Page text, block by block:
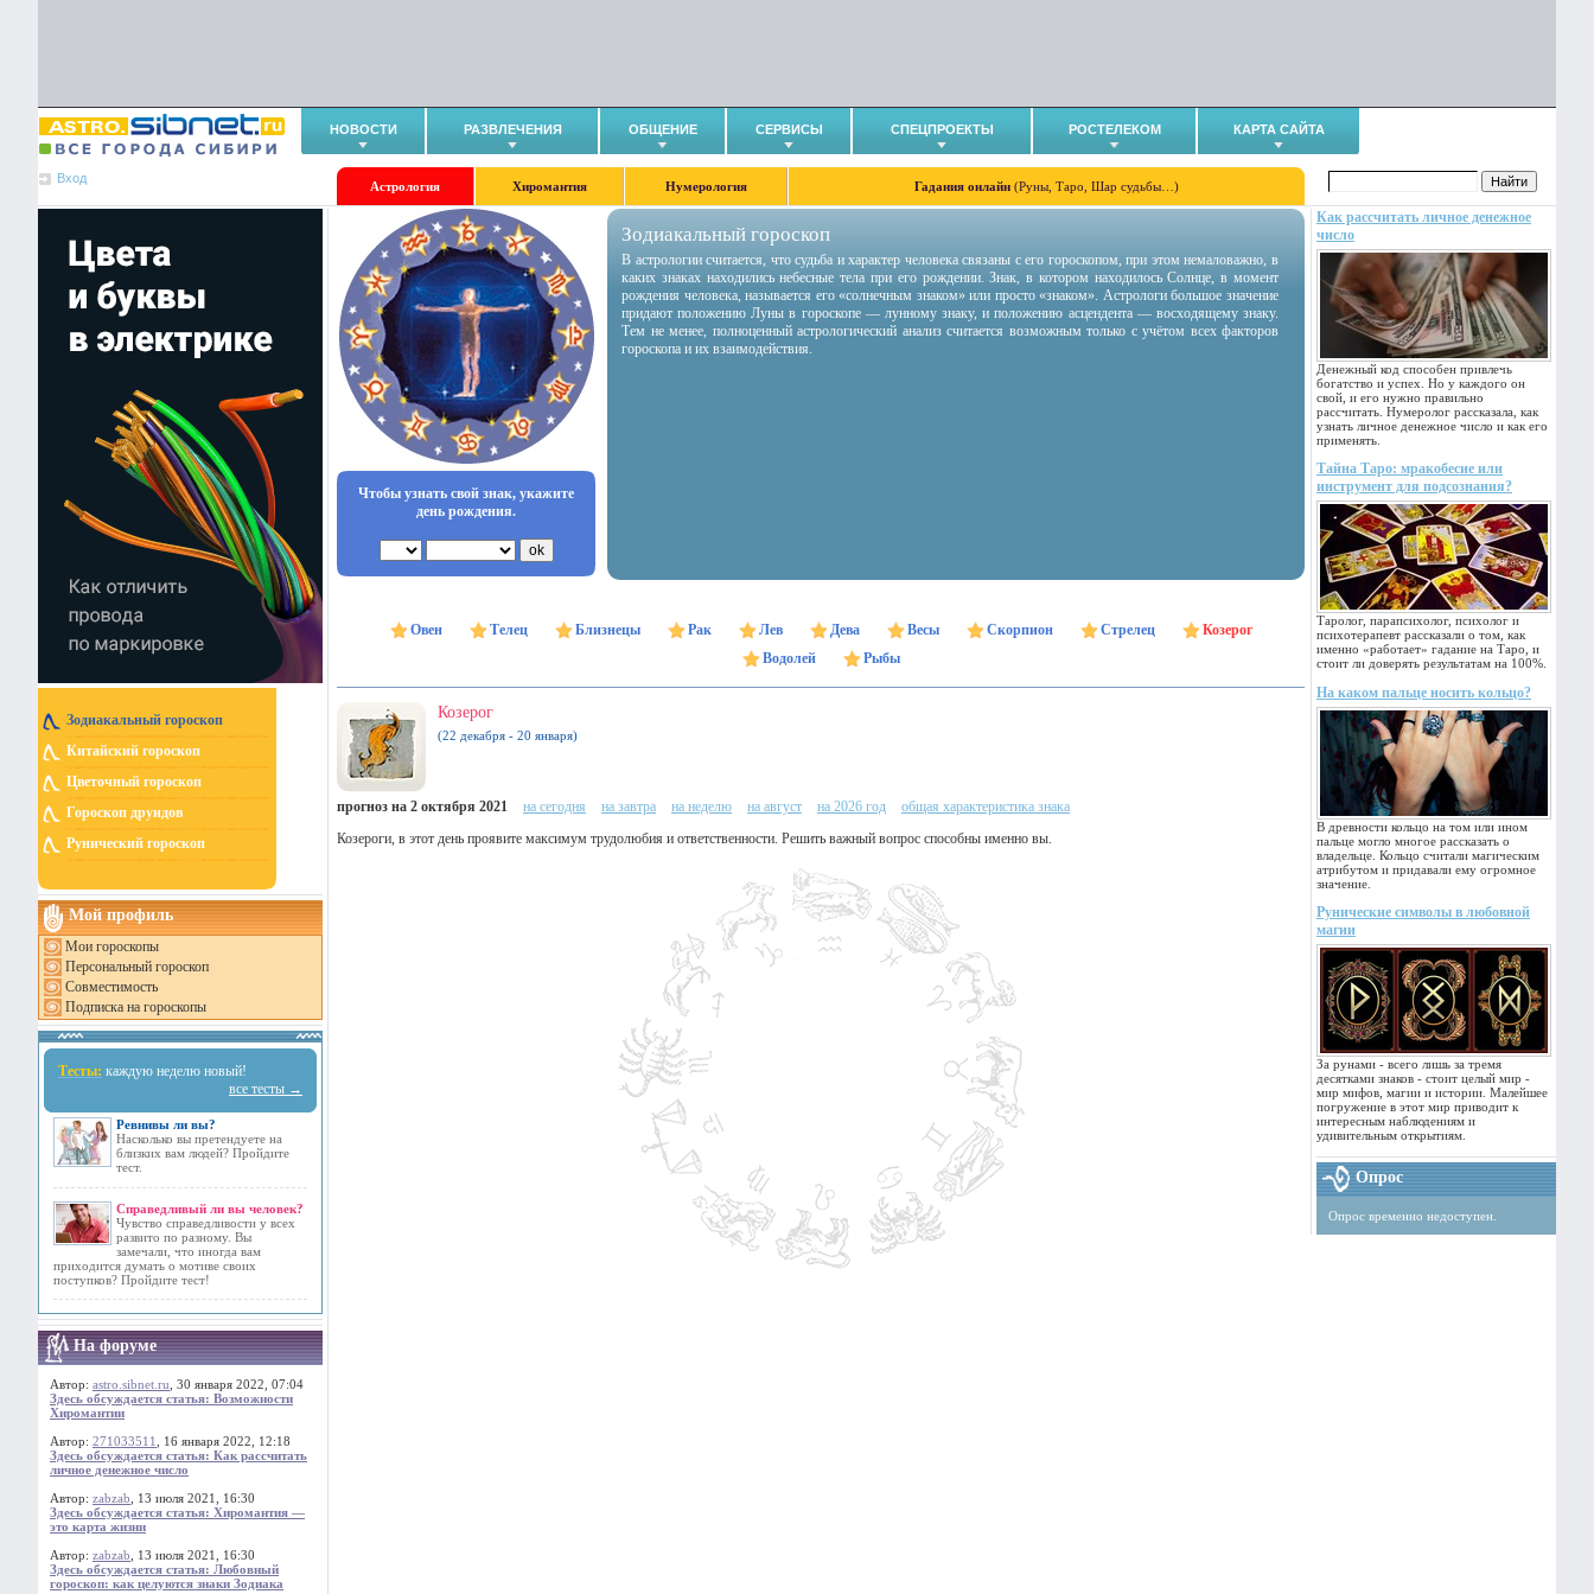
НОВОСТИ РАЗВЛЕЧЕНИЯ ОБЩЕНИЕ СЕРВИСЫ СПЕЦПРОЕКТЫ РОСТЕЛЕКОМ КАРТА САЙТА
Вход
Астрология Хиромантия Нумерология Гадания онлайн (Руны, Таро, Шар судьбы…)
Зодиакальный гороскоп
Китайский гороскоп
Цветочный гороскоп
Гороскоп друидов
Рунический гороскоп
Мой профиль
Мои гороскопы
Персональный гороскоп
Совместимость
Подписка на гороскопы
Тесты: каждую неделю новый!
все тесты →
Ревнивы ли вы?
Насколько вы претендуете на
близких вам людей? Пройдите
тест.
Справедливый ли вы человек?
Чувство справедливости у всех
развито по разному. Вы
замечали, что иногда вам
приходится думать о мотиве своих
поступков? Пройдите тест!
На форуме
Автор: astro.sibnet.ru , 30 января 2022, 07:04
Здесь обсуждается статья: Возможности
Хиромантии
Автор: 271033511
, 16 января 2022, 12:18
Здесь обсуждается статья: Как рассчитать
личное денежное число
Автор: zabzab , 13 июля 2021, 16:30
Здесь обсуждается статья: Хиромантия —
это карта жизни
Автор: zabzab , 13 июля 2021, 16:30
Здесь обсуждается статья: Любовный
гороскоп: как целуются знаки Зодиака
Как рассчитать личное денежное
число
Денежный код способен привлечь
богатство и успех. Но у каждого он
свой, и его нужно правильно
рассчитать. Нумеролог рассказала, как
узнать личное денежное число и как его
применять.
Тайна Таро: мракобесие или
инструмент для подсознания?
Таролог, парапсихолог, психолог и
психотерапевт рассказали о том, как
именно «работает» гадание на Таро, и
стоит ли доверять результатам на 100%.
На каком пальце носить кольцо?
В древности кольцо на том или ином
пальце могло многое рассказать о
владельце. Кольцо считали магическим
атрибутом и придавали ему огромное
значение.
Рунические символы в любовной
магии
За рунами - всего лишь за тремя
десятками знаков - стоит целый мир -
мир мифов, магии и истории. Малейшее
погружение в этот мир приводит к
интересным наблюдениям и
удивительным открытиям.
Опрос
Опрос временно недоступен.
Чтобы узнать свой знак, укажите
день рождения.
Зодиакальный гороскоп
В астрологии считается, что судьба и характер человека связаны с его гороскопом, при этом немаловажно, в
каких знаках находились небесные тела при его рождении. Знак, в котором находилось Солнце, в момент
рождения человека, называется его «солнечным знаком» или просто «знаком». Астрологи большое значение
придают положению Луны в гороскопе — лунному знаку, и положению асцендента — восходящему знаку.
Тем не менее, полноценный астрологический анализ считается возможным только с учётом всех факторов
гороскопа и их взаимодействия.
Овен Телец Близнецы Рак Лев Дева Весы Скорпион Стрелец
Козерог
Водолей
Рыбы
Козерог
(22 декабря - 20 января)
прогноз на 2 октября 2021 на сегодня на завтра на неделю на август на 2026 год
общая характеристика знака
Козероги, в этот день проявите максимум трудолюбия и ответственности. Решить важный вопрос способны именно вы.